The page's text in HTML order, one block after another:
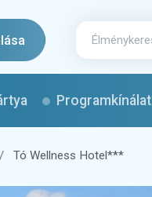
Programkínálat
Tó Wellness Hotel***